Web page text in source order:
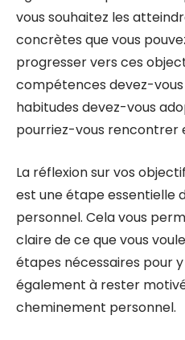
vous souhaitez les
concrètes que vous
progresser vers ces
compétences devez-
habitudes devez-vous
pourriez-vous rencontrer
La réflexion sur vos
est une étape essentielle
personnel. Cela vous
claire de ce que vous
étapes nécessaires pour
également à rester
cheminement personnel.